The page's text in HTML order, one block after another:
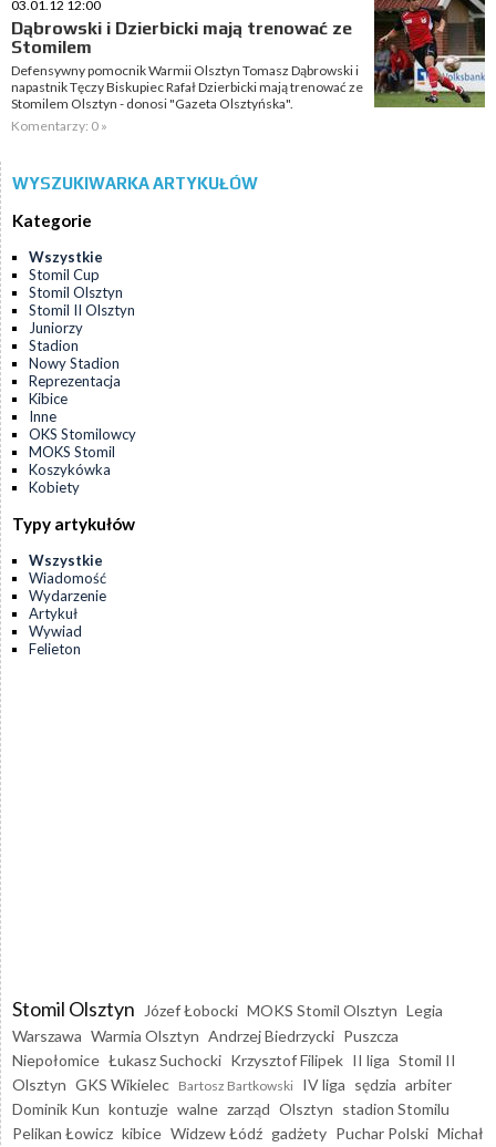
03.01.12 12:00
Dąbrowski i Dzierbicki mają trenować ze
Stomilem
Defensywny pomocnik Warmii Olsztyn Tomasz Dąbrowski i
napastnik Tęczy Biskupiec Rafał Dzierbicki mają trenować ze
Stomilem Olsztyn - donosi "Gazeta Olsztyńska".
Komentarzy: 0 »
WYSZUKIWARKA ARTYKUŁÓW
Kategorie
Wszystkie
Stomil Cup
Stomil Olsztyn
Stomil II Olsztyn
Juniorzy
Stadion
Nowy Stadion
Reprezentacja
Kibice
Inne
OKS Stomilowcy
MOKS Stomil
Koszykówka
Kobiety
Typy artykułów
Wszystkie
Wiadomość
Wydarzenie
Artykuł
Wywiad
Felieton
Stomil Olsztyn Józef Łobocki MOKS Stomil Olsztyn Legia
Warszawa Warmia Olsztyn Andrzej Biedrzycki Puszcza
Niepołomice Łukasz Suchocki Krzysztof Filipek II liga Stomil II
Olsztyn GKS Wikielec Bartosz Bartkowski IV liga sędzia arbiter
Dominik Kun kontuzje walne zarząd Olsztyn stadion Stomilu
Pelikan Łowicz kibice Widzew Łódź gadżety Puchar Polski Michał